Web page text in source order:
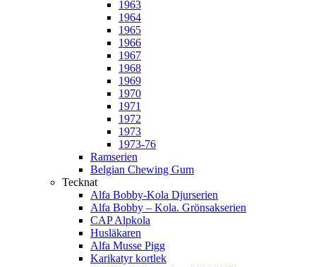
1963
1964
1965
1966
1967
1968
1969
1970
1971
1972
1973
1973-76
Ramserien
Belgian Chewing Gum
Tecknat
Alfa Bobby-Kola Djurserien
Alfa Bobby – Kola. Grönsakserien
CAP Alpkola
Husläkaren
Alfa Musse Pigg
Karikatyr kortlek